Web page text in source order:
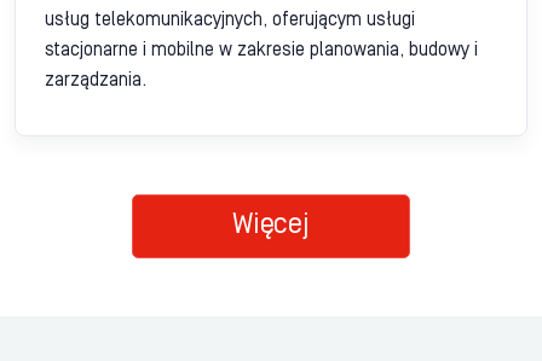
usług telekomunikacyjnych, oferującym usługi
stacjonarne i mobilne w zakresie planowania, budowy i
zarządzania.
Więcej